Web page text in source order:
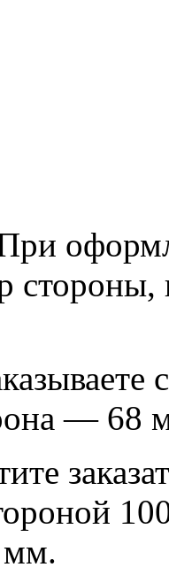
стороны,
— 68
мм.